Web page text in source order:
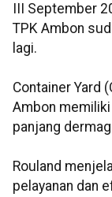
III September
TPK Ambon
lagi.
Container Yard
Ambon
panjang
Rouland
pelayanan dan